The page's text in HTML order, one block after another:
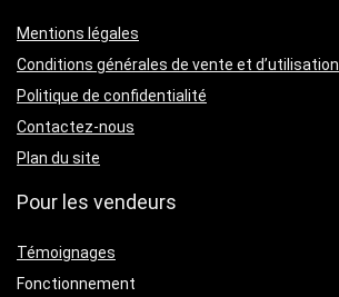
Mentions légales
Conditions générales de vente et d’utilisation
Politique de confidentialité
Contactez-nous
Plan du site
Pour les vendeurs
Témoignages
Fonctionnement